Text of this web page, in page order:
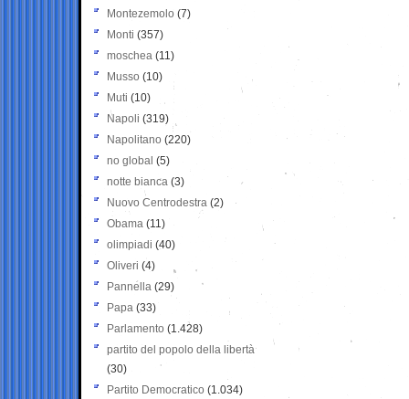
Montezemolo (7)
Monti (357)
moschea (11)
Musso (10)
Muti (10)
Napoli (319)
Napolitano (220)
no global (5)
notte bianca (3)
Nuovo Centrodestra (2)
Obama (11)
olimpiadi (40)
Oliveri (4)
Pannella (29)
Papa (33)
Parlamento (1.428)
partito del popolo della libertà
(30)
Partito Democratico (1.034)